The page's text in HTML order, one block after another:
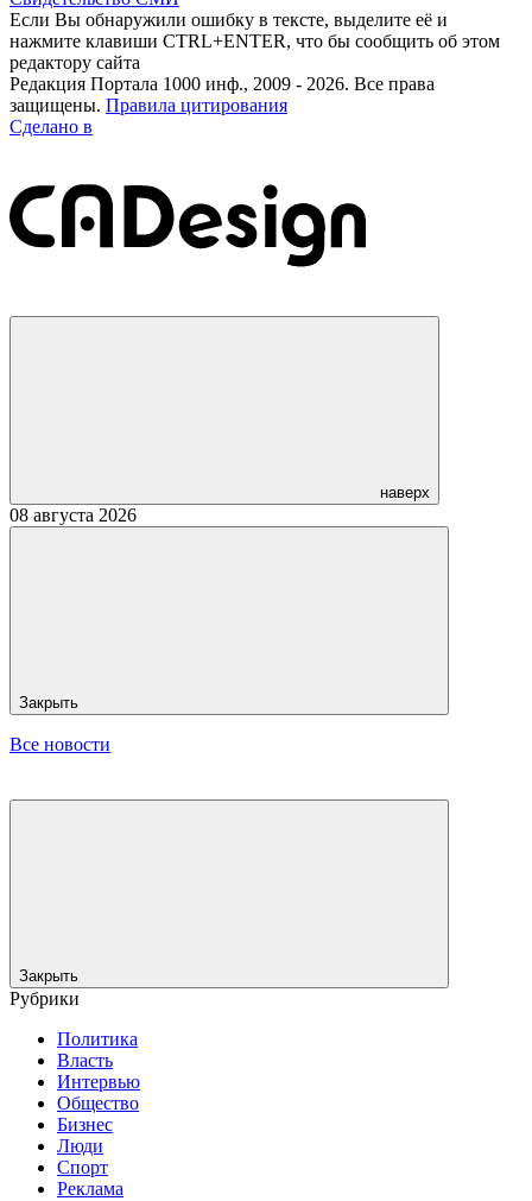
Если Вы обнаружили ошибку в тексте, выделите её и
нажмите клавиши CTRL+ENTER, что бы сообщить об этом
редактору сайта
Редакция Портала 1000 инф., 2009 - 2026. Все права
защищены. Правила цитирования
Сделано в
наверх
08 августа 2026
Закрыть
Все новости
Закрыть
Рубрики
Политика
Власть
Интервью
Общество
Бизнес
Люди
Спорт
Реклама